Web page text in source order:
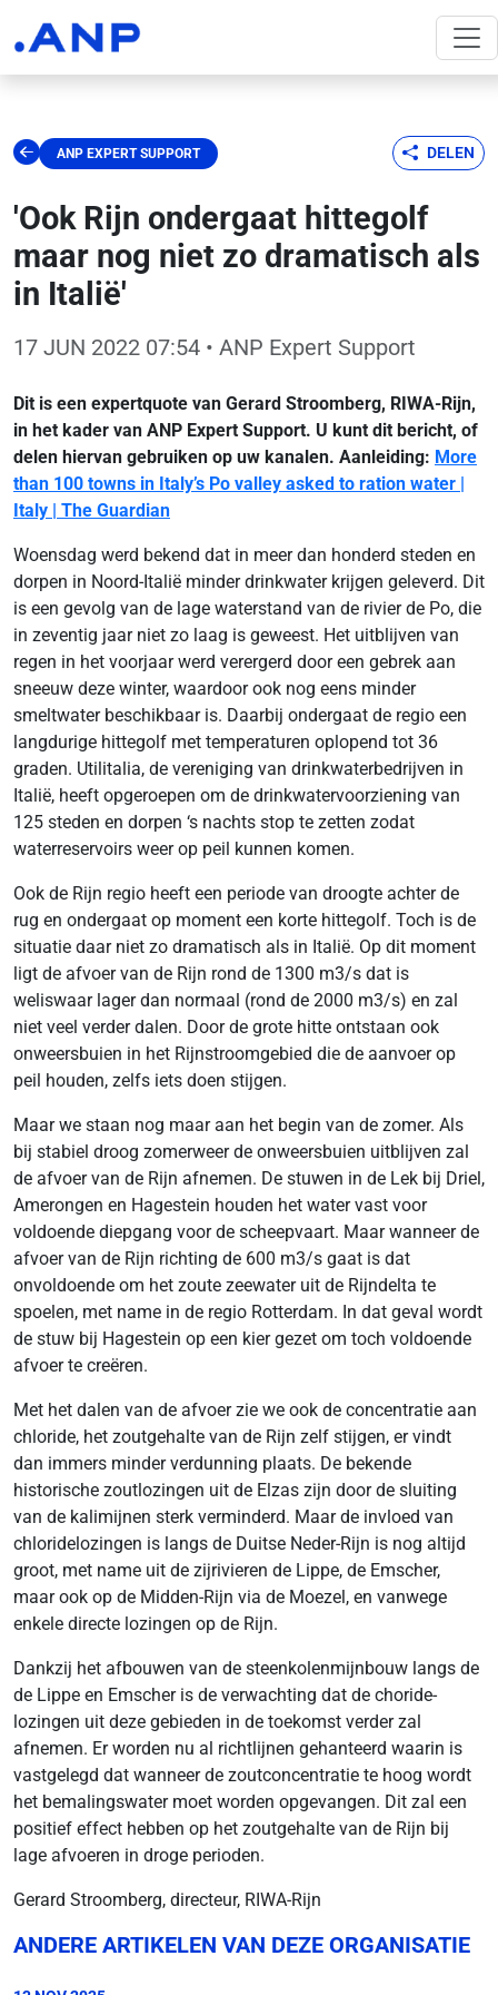
ANP EXPERT SUPPORT DELEN
'Ook Rijn ondergaat hittegolf
maar nog niet zo dramatisch als
in Italië'
17 JUN 2022 07:54 • ANP Expert Support
Dit is een expertquote van Gerard Stroomberg, RIWA-Rijn,
in het kader van ANP Expert Support. U kunt dit bericht, of
delen hiervan gebruiken op uw kanalen. Aanleiding: More
than 100 towns in Italy’s Po valley asked to ration water |
Italy | The Guardian
Woensdag werd bekend dat in meer dan honderd steden en
dorpen in Noord-Italië minder drinkwater krijgen geleverd. Dit
is een gevolg van de lage waterstand van de rivier de Po, die
in zeventig jaar niet zo laag is geweest. Het uitblijven van
regen in het voorjaar werd verergerd door een gebrek aan
sneeuw deze winter, waardoor ook nog eens minder
smeltwater beschikbaar is. Daarbij ondergaat de regio een
langdurige hittegolf met temperaturen oplopend tot 36
graden. Utilitalia, de vereniging van drinkwaterbedrijven in
Italië, heeft opgeroepen om de drinkwatervoorziening van
125 steden en dorpen ‘s nachts stop te zetten zodat
waterreservoirs weer op peil kunnen komen.
Ook de Rijn regio heeft een periode van droogte achter de
rug en ondergaat op moment een korte hittegolf. Toch is de
situatie daar niet zo dramatisch als in Italië. Op dit moment
ligt de afvoer van de Rijn rond de 1300 m3/s dat is
weliswaar lager dan normaal (rond de 2000 m3/s) en zal
niet veel verder dalen. Door de grote hitte ontstaan ook
onweersbuien in het Rijnstroomgebied die de aanvoer op
peil houden, zelfs iets doen stijgen.
Maar we staan nog maar aan het begin van de zomer. Als
bij stabiel droog zomerweer de onweersbuien uitblijven zal
de afvoer van de Rijn afnemen. De stuwen in de Lek bij Driel,
Amerongen en Hagestein houden het water vast voor
voldoende diepgang voor de scheepvaart. Maar wanneer de
afvoer van de Rijn richting de 600 m3/s gaat is dat
onvoldoende om het zoute zeewater uit de Rijndelta te
spoelen, met name in de regio Rotterdam. In dat geval wordt
de stuw bij Hagestein op een kier gezet om toch voldoende
afvoer te creëren.
Met het dalen van de afvoer zie we ook de concentratie aan
chloride, het zoutgehalte van de Rijn zelf stijgen, er vindt
dan immers minder verdunning plaats. De bekende
historische zoutlozingen uit de Elzas zijn door de sluiting
van de kalimijnen sterk verminderd. Maar de invloed van
chloridelozingen is langs de Duitse Neder-Rijn is nog altijd
groot, met name uit de zijrivieren de Lippe, de Emscher,
maar ook op de Midden-Rijn via de Moezel, en vanwege
enkele directe lozingen op de Rijn.
Dankzij het afbouwen van de steenkolenmijnbouw langs de
de Lippe en Emscher is de verwachting dat de choride-
lozingen uit deze gebieden in de toekomst verder zal
afnemen. Er worden nu al richtlijnen gehanteerd waarin is
vastgelegd dat wanneer de zoutconcentratie te hoog wordt
het bemalingswater moet worden opgevangen. Dit zal een
positief effect hebben op het zoutgehalte van de Rijn bij
lage afvoeren in droge perioden.
Gerard Stroomberg, directeur, RIWA-Rijn
ANDERE ARTIKELEN VAN DEZE ORGANISATIE